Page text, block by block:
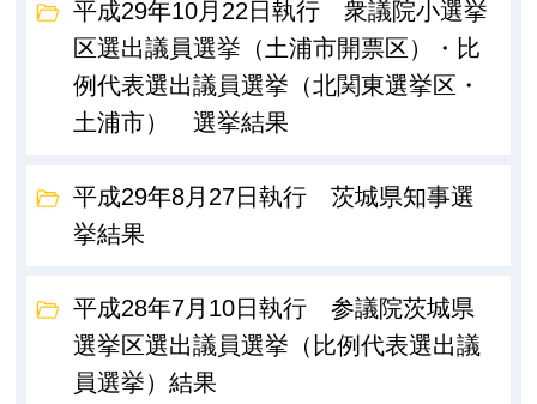
平成29年10月22日執行 衆議院小選挙
区選出議員選挙（土浦市開票区）・比
例代表選出議員選挙（北関東選挙区・
土浦市） 選挙結果
平成29年8月27日執行 茨城県知事選
挙結果
平成28年7月10日執行 参議院茨城県
選挙区選出議員選挙（比例代表選出議
員選挙）結果